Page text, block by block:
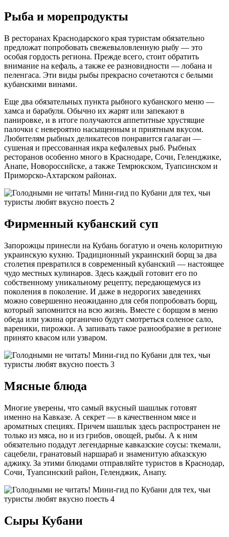
Рыба и морепродукты
В ресторанах Краснодарского края туристам обязательно
предложат попробовать свежевыловленную рыбу — это
особая гордость региона. Прежде всего, стоит обратить
внимание на кефаль, а также ее разновидности — лобана и
пеленгаса. Эти виды рыбы прекрасно сочетаются с белыми
кубанскими винами.
Еще два обязательных пункта рыбного кубанского меню —
хамса и барабуля. Обычно их жарят или запекают в
панировке, и в итоге получаются аппетитные хрустящие
палочки с невероятно насыщенным и приятным вкусом.
Любителям рыбных деликатесов понравится галаган —
сушеная и прессованная икра кефалевых рыб. Рыбных
ресторанов особенно много в Краснодаре, Сочи, Геленджике,
Анапе, Новороссийске, а также Темрюкском, Туапсинском и
Приморско-Ахтарском районах.
Фирменный кубанский суп
Запорожцы принесли на Кубань богатую и очень колоритную
украинскую кухню. Традиционный украинский борщ за два
столетия превратился в современный кубанский — настоящее
чудо местных кулинаров. Здесь каждый готовит его по
собственному уникальному рецепту, передающемуся из
поколения в поколение. И даже в недорогих заведениях
можно совершенно неожиданно для себя попробовать борщ,
который запомнится на всю жизнь. Вместе с борщом в меню
обеда или ужина органично будут смотреться соленое сало,
вареники, пирожки. А запивать такое разнообразие в регионе
принято квасом или узваром.
Мясные блюда
Многие уверены, что самый вкусный шашлык готовят
именно на Кавказе. А секрет — в качественном мясе и
ароматных специях. Причем шашлык здесь распространен не
только из мяса, но и из грибов, овощей, рыбы. А к ним
обязательно подадут легендарные кавказские соусы: ткемали,
сацебели, гранатовый наршараб и знаменитую абхазскую
аджику. За этими блюдами отправляйте туристов в Краснодар,
Сочи, Туапсинский район, Геленджик, Анапу.
Сыры Кубани